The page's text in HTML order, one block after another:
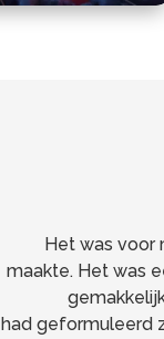
Het was voor
maakte. Het was
had geformuleerd